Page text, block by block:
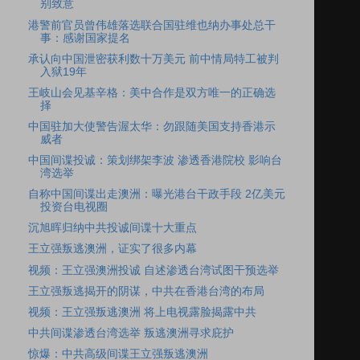
别致意
港警前官员曾伟雄落选联合国驻维也纳办事处总干
事：感谢国家提名
承认向中国泄密获利数十万美元 前中情局特工被判
入狱19年
王岐山会见基辛格：美中合作是双方唯一的正确选
择
中国驻加大使警告渥太华：勿跟随美国支持香港示
威者
中国间谍投诚：策划绑架李波 渗透香港院校 影响台
湾选举
自称中国间谍出走澳洲：曝光港台干政手段 2亿美元
投资台电视圈
沉旭晖归纳中共投诚间谍十大重点
王立强叛逃澳洲，证实了很多内幕
视频：王立强澳洲投诚 自述渗透台湾试图干预选举
王立强叛逃揭开的阴谋，中共在香港台湾的布局
视频：王立强叛逃澳洲 将上电视露脸揭露中共
中共间谍渗透台湾选举 叛逃澳洲寻求庇护
惊爆：中共高级间谍王立强叛逃澳洲